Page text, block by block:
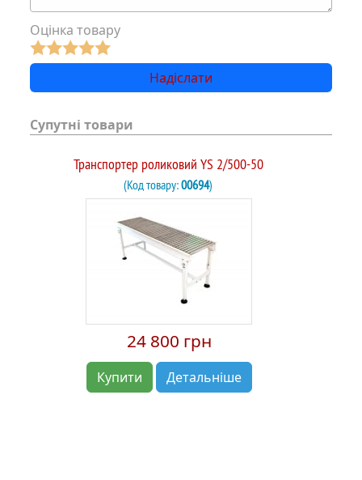
Оцінка товару
Супутні товари
Транспортер роликовий YS 2/500-50
(Код товару:00694)
24 800 грн
Купити Детальніше